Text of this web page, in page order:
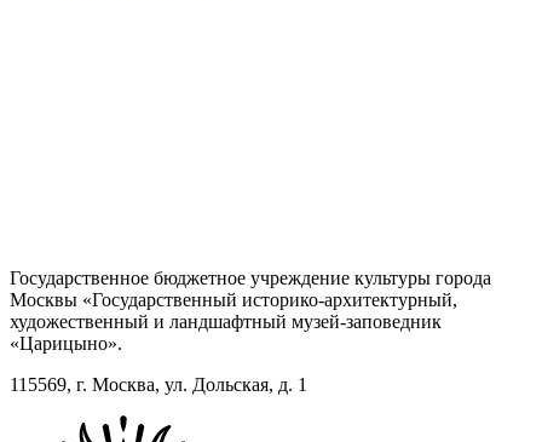
Государственное бюджетное учреждение культуры города
Москвы «Государственный историко-архитектурный,
художественный и ландшафтный музей-заповедник
«Царицыно».
115569, г. Москва, ул. Дольская, д. 1